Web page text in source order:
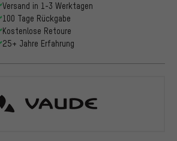
Versand in 1-3 Werktagen
100 Tage Rückgabe
Kostenlose Retoure
25+ Jahre Erfahrung
VAUDE